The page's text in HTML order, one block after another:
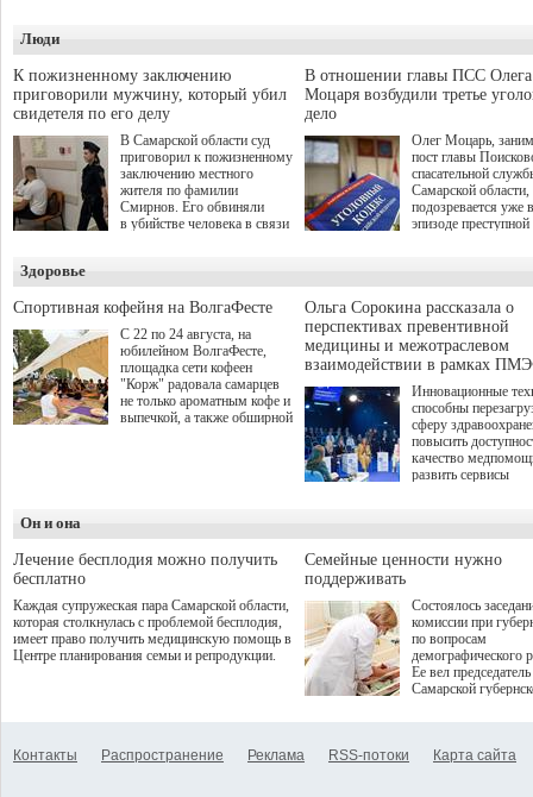
"Помощь фронту и семьям
участников СВО", которая
прошла в Отрадном 7
августа.
на трудоустройство
спокойную
мирной жизни.
Люди
К пожизненному заключению
приговорили мужчину, который убил
свидетеля по его делу
В Самарской области суд
приговорил к пожизненному
заключению местного
жителя по фамилии
Смирнов. Его обвиняли
в убийстве человека в связи
В отношении главы ПСС Олега
Моцаря возбудили третье
дело
Олег Моцарь,
пост главы
спасательной
Самарской области,
подозревается уже
эпизоде преступной
а сам он
Здоровье
Спортивная кофейня на ВолгаФесте
С 22 по 24 августа, на
юбилейном ВолгаФесте,
площадка сети кофеен
"Корж" радовала самарцев
не только ароматным кофе и
выпечкой, а также обширной
Ольга Сорокина рассказала о
перспективах превентивной
медицины и межотраслевом
взаимодействии в рамках
Инновационные
способны
сферу
повысить
качество
развить сервисы
определенными
К ним можно
возникающие при
данными
более динамичного
проникновения
сегмент
отраслевое
рассказала Ольга
Он и она
Лечение бесплодия можно получить
бесплатно
Каждая супружеская пара Самарской области,
которая столкнулась с проблемой бесплодия,
имеет право получить медицинскую помощь в
Центре планирования семьи и репродукции.
Семейные ценности нужно
поддерживать
Состоялось
комиссии при
по вопросам
демографического
Ее вел председатель
Самарской
Контакты Распространение Реклама RSS-потоки Карта сайта